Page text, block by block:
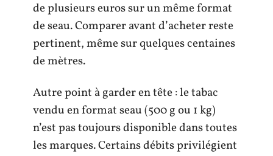
de plusieurs euros sur un même format
de seau. Comparer avant d’acheter reste
pertinent, même sur quelques centaines
de mètres.
Autre point à garder en tête : le tabac
vendu en format seau (500 g ou 1 kg)
n’est pas toujours disponible dans toutes
les marques. Certains débits privilégient